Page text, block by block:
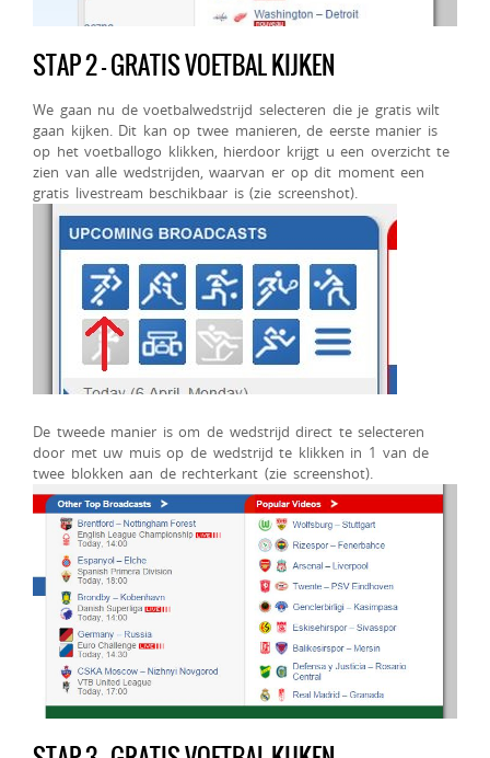
STAP 2 – GRATIS VOETBAL KIJKEN
We gaan nu de voetbalwedstrijd selecteren die je gratis wilt
gaan kijken. Dit kan op twee manieren, de eerste manier is
op het voetballogo klikken, hierdoor krijgt u een overzicht te
zien van alle wedstrijden, waarvan er op dit moment een
gratis livestream beschikbaar is (zie screenshot).
De tweede manier is om de wedstrijd direct te selecteren
door met uw muis op de wedstrijd te klikken in 1 van de
twee blokken aan de rechterkant (zie screenshot).